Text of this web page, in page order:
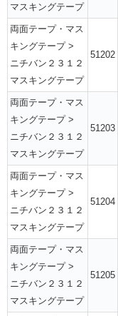
マスキングテープ
両面テープ・マス
キングテープ >
ニチバン２３１２
マスキングテープ
51202
両面テープ・マス
キングテープ >
ニチバン２３１２
マスキングテープ
51203
両面テープ・マス
キングテープ >
ニチバン２３１２
マスキングテープ
51204
両面テープ・マス
キングテープ >
ニチバン２３１２
マスキングテープ
51205